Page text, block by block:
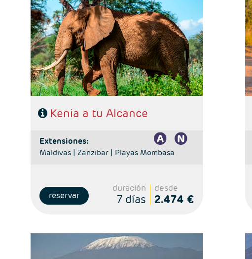
- Salidas: Lunes y jueves
- Ruta: 1 noche Nairobi, 1noche Lago Nakuru, 2n Masai
Mara y 1n Lago Naivasha.
- Régimen: Pensión completa en el safari. AD en
Nairobi
- A destacar: Visado electrónico antes de la salida del
viaje.
Kenia a tu Alcance
extensiones:
Maldivas | Zanzibar | Playas Mombasa
reservar
duración
7 días
desde
2.474 €
- Salidas: Lunes
- Ruta: 1 noche Nairobi, 1 noche Lago Naivasha y 2